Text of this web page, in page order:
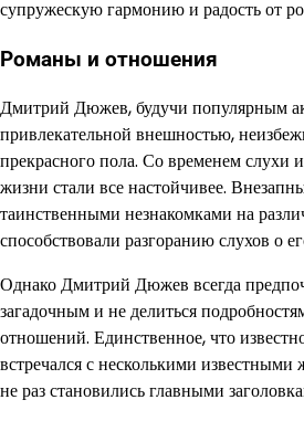
супружескую гармонию и радость от
Романы и отношения
Дмитрий Дюжев, будучи популярным
привлекательной внешностью,
прекрасного пола. Со временем слухи
жизни стали все настойчивее.
таинственными незнакомками на
способствовали разгоранию слухов о
Однако Дмитрий Дюжев всегда
загадочным и не делиться
отношений. Единственное, что
встречался с несколькими
не раз становились главными